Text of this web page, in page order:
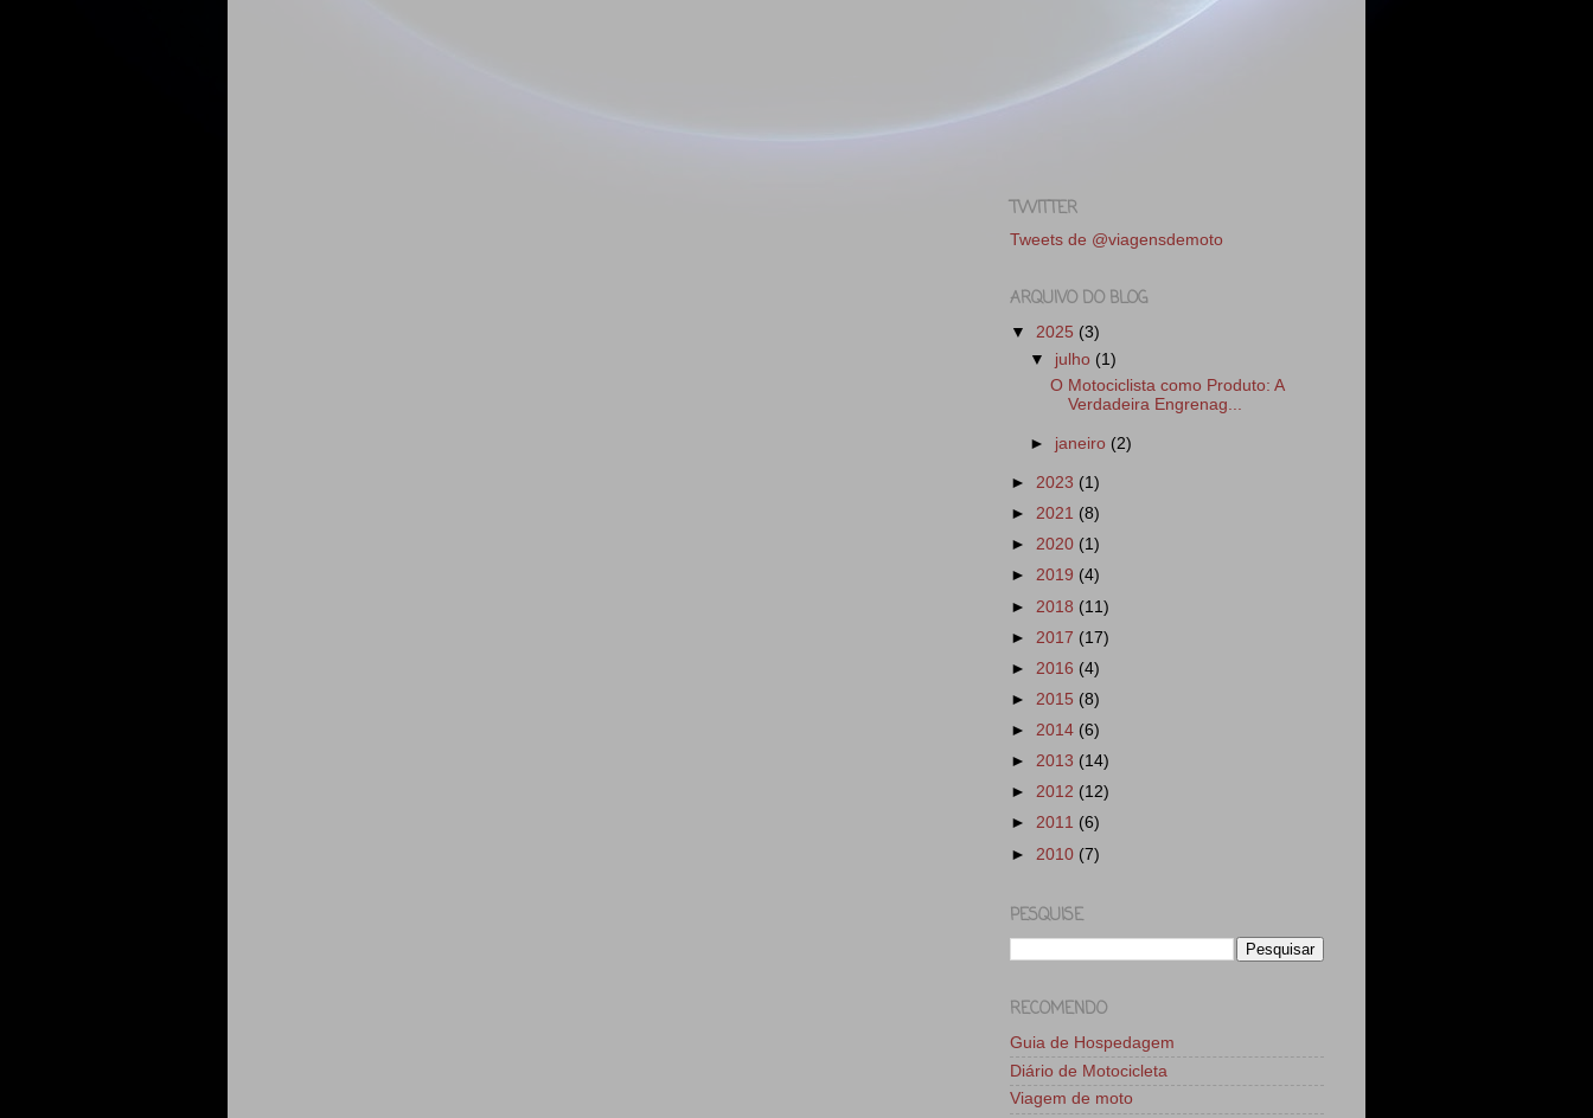
TWITTER
Tweets de @viagensdemoto
ARQUIVO DO BLOG
▼ 2025 (3)
▼ julho (1)
O Motociclista como Produto: A
Verdadeira Engrenag...
► janeiro (2)
► 2023 (1)
► 2021 (8)
► 2020 (1)
► 2019 (4)
► 2018 (11)
► 2017 (17)
► 2016 (4)
► 2015 (8)
► 2014 (6)
► 2013 (14)
► 2012 (12)
► 2011 (6)
► 2010 (7)
PESQUISE
RECOMENDO
Guia de Hospedagem
Diário de Motocicleta
Viagem de moto